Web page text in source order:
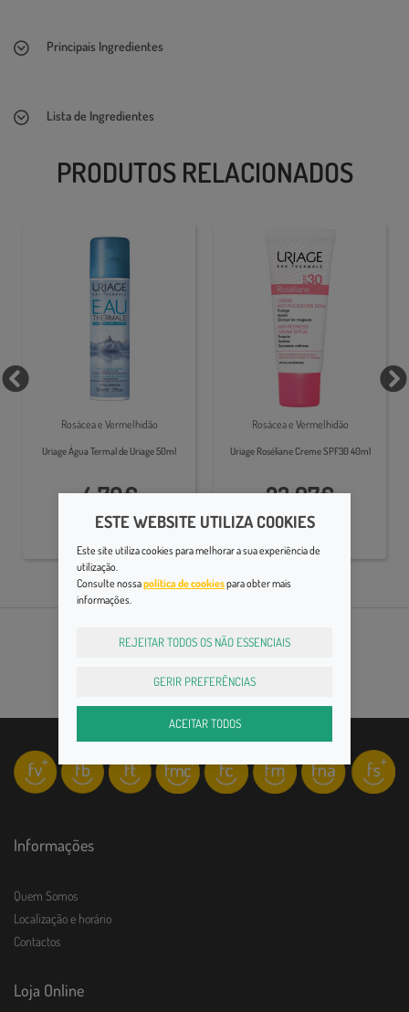
Principais Ingredientes
Lista de Ingredientes
PRODUTOS RELACIONADOS
Rosácea e Vermelhidão
Uriage Água Termal de Uriage 50ml
4,70€
Rosácea e Vermelhidão
Uriage Roséliane Creme SPF30 40ml
23,97€
Informações
Quem Somos
Localização e horário
Contactos
Loja Online
ESTE WEBSITE UTILIZA COOKIES
Este site utiliza cookies para melhorar a sua experiência de
utilização.
Consulte nossapolítica de cookiespara obter mais
informações.
REJEITAR TODOS OS NÃO ESSENCIAIS
GERIR PREFERÊNCIAS
ACEITAR TODOS